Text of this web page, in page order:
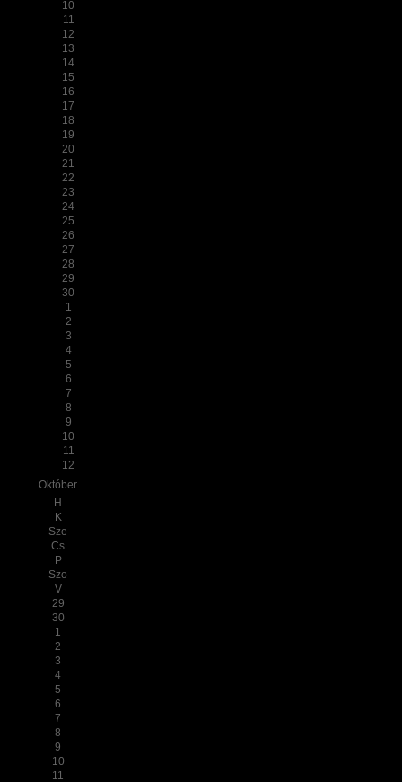
10
11
12
13
14
15
16
17
18
19
20
21
22
23
24
25
26
27
28
29
30
1
2
3
4
5
6
7
8
9
10
11
12
Október
H
K
Sze
Cs
P
Szo
V
29
30
1
2
3
4
5
6
7
8
9
10
11